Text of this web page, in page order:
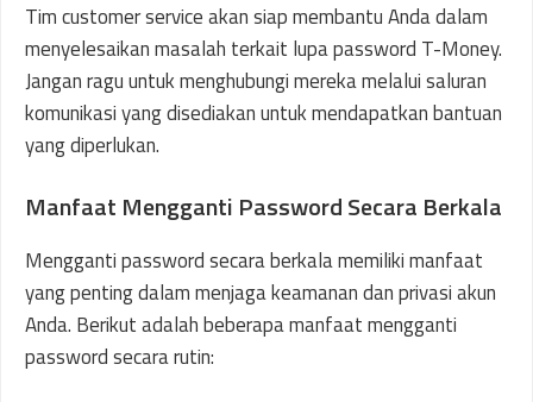
Tim customer service akan siap membantu Anda dalam
menyelesaikan masalah terkait lupa password T-Money.
Jangan ragu untuk menghubungi mereka melalui saluran
komunikasi yang disediakan untuk mendapatkan bantuan
yang diperlukan.
Manfaat Mengganti Password Secara Berkala
Mengganti password secara berkala memiliki manfaat
yang penting dalam menjaga keamanan dan privasi akun
Anda. Berikut adalah beberapa manfaat mengganti
password secara rutin: